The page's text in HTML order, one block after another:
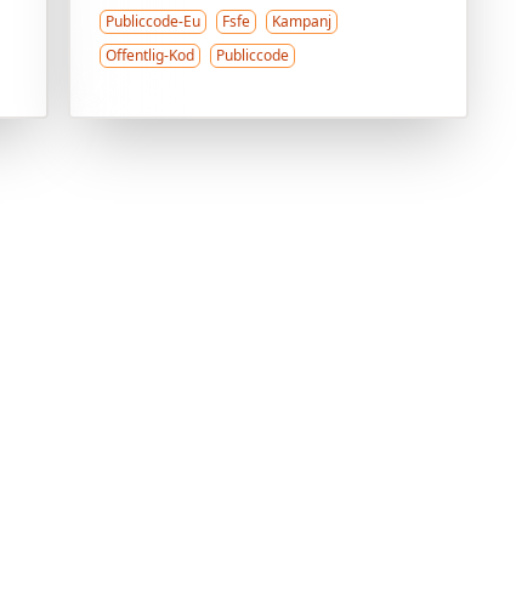
Publiccode-Eu Fsfe
Kampanj
Offentlig-Kod
Publiccode